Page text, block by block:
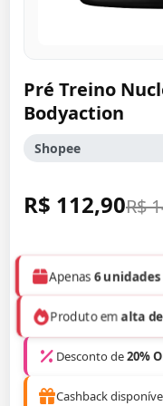
Pré Treino
Bodyaction
Shopee
R$ 112,90R$
Apenas 6 unidades
Produto emalta
Desconto de20%
Cashback